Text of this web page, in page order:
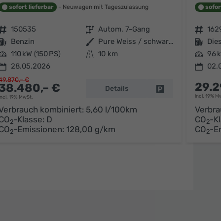
sofort lieferbar Neuwagen mit Tageszulassung
Fahrzeugnr. 150535 Getriebe Autom. 7-Gang
Kraftstoff Benzin Außenfarbe
Pure Weiss / schwarzes Dach
Leistung 110 kW (150 PS) Kilometerstand 10 km
28.05.2026
€
19% MwSt.
€
Details Fahrzeug parken
kombiniert: 5,60 l/100km
2-Klasse: D
2-Emissionen: 128,00 g/km
Fahrzeugnr.
Kraftstoff
Leistung 96
incl. 19%
CO2-
CO2-